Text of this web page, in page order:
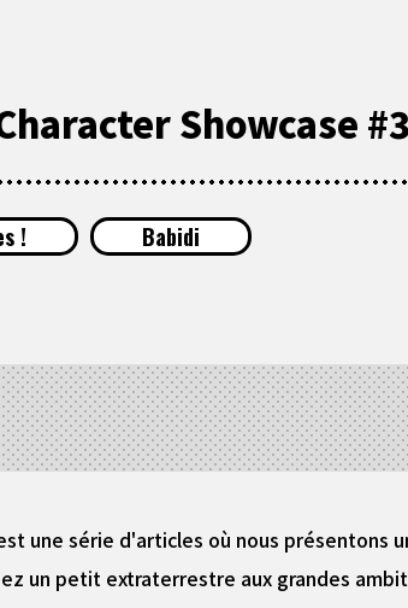
Showcase
! Babidi
une série d'articles où nous présentons
un petit extraterrestre aux grandes